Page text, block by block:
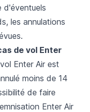
d'éventuels
les annulations
de vol Enter
Enter Air est
moins de 14
de faire
Enter Air